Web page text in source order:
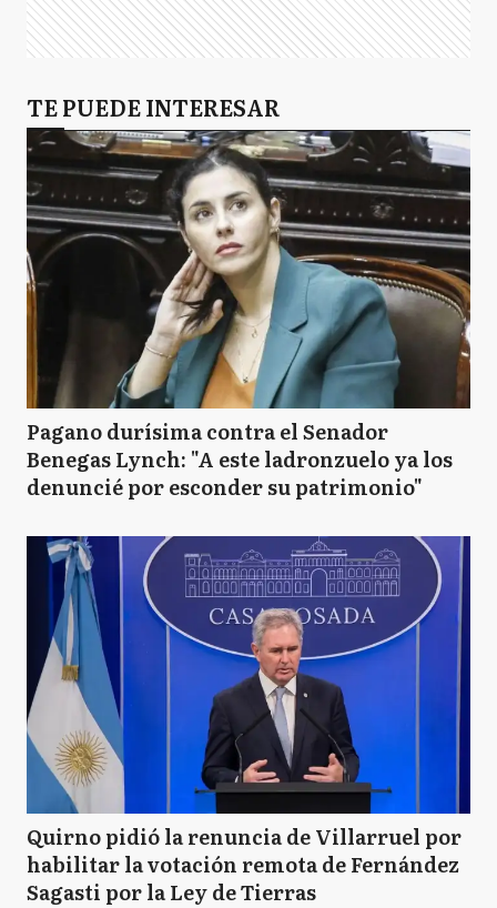
TE PUEDE INTERESAR
Pagano durísima contra el Senador
Benegas Lynch: "A este ladronzuelo ya los
denuncié por esconder su patrimonio"
Quirno pidió la renuncia de Villarruel por
habilitar la votación remota de Fernández
Sagasti por la Ley de Tierras